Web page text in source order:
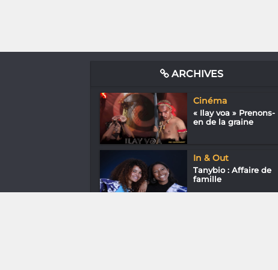
ARCHIVES
Cinéma
« Ilay voa » Prenons-
en de la graine
In & Out
Tanybio : Affaire de
famille